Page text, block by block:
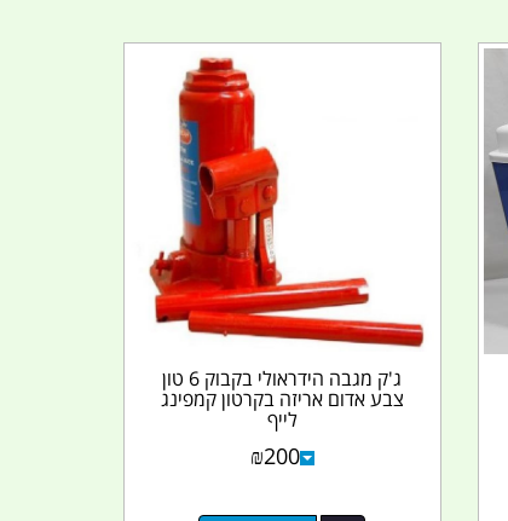
ג'ק מגבה הידראולי בקבוק 6 טון
צבע אדום אריזה בקרטון קמפינג
לייף
₪200